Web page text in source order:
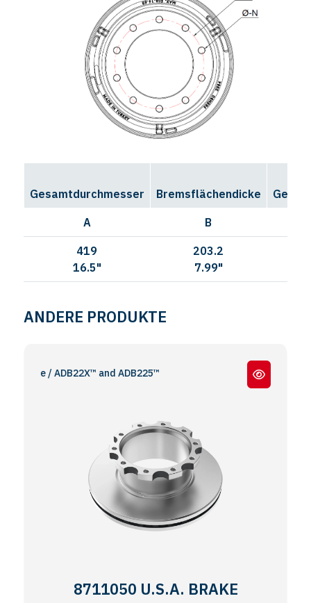
Gesamtdurchmesser Bremsflächendicke
A B
419
16.5"
203.2
7.99"
ANDERE PRODUKTE
/ ADB22X™ and ADB225™
8711050 U.S.A. BRAKE